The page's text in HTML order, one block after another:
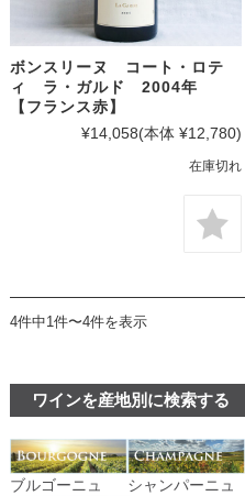
ボンスリーヌ コート・ロテ
ィ ラ・ガルド 2004年
【フランス赤】
¥14,058(本体 ¥12,780)
在庫切れ
4件中1件〜4件を表示
ワインを産地別に検索する
ブルゴーニュ シャンパーニュ